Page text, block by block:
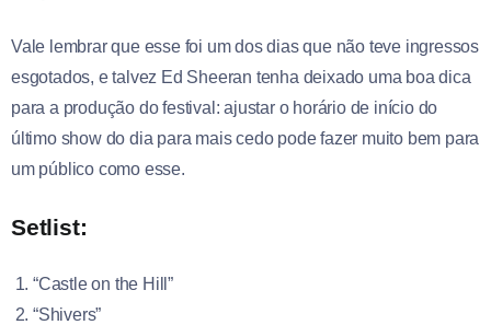
Vale lembrar que esse foi um dos dias que não teve ingressos
esgotados, e talvez Ed Sheeran tenha deixado uma boa dica
para a produção do festival: ajustar o horário de início do
último show do dia para mais cedo pode fazer muito bem para
um público como esse.
Setlist:
“Castle on the Hill”
“Shivers”